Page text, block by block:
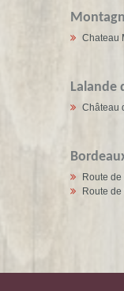
Chateau
Lalande
Château
Route
Route